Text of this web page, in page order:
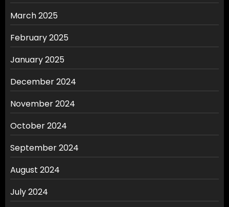
March 2025
February 2025
January 2025
December 2024
November 2024
October 2024
September 2024
August 2024
July 2024